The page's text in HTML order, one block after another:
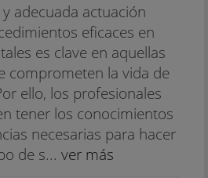
adecuada actuación
eficaces en
es clave en aquellas
comprometen la vida de
ello, los profesionales
tener los conocimientos
necesarias para hacer
de s... ver más